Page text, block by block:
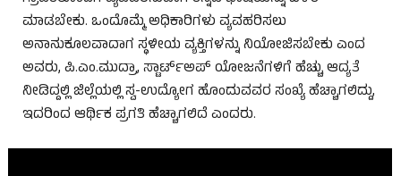
ಮಾಡಬೇಕು. ಒಂದೊಮ್ಮೆ ಅಧಿಕಾರಿಗಳು ವ್ಯವಹರಿಸಲು
ಅನಾನುಕೂಲವಾದಾಗ ಸ್ಥಳೀಯ ವ್ಯಕ್ತಿಗಳನ್ನು ನಿಯೋಜಿಸಬೇಕು ಎಂದ
ಅವರು, ಪಿ.ಎಂ.ಮುದ್ರಾ, ಸ್ಟಾರ್ಟ್ಅಪ್ ಯೋಜನೆಗಳಿಗೆ ಹೆಚ್ಚು ಆದ್ಯತೆ
ನೀಡಿದ್ದಲ್ಲಿ ಜಿಲ್ಲೆಯಲ್ಲಿ ಸ್ವ-ಉದ್ಯೋಗ ಹೊಂದುವವರ ಸಂಖ್ಯೆ ಹೆಚ್ಚಾಗಲಿದ್ದು,
ಇದರಿಂದ ಆರ್ಥಿಕ ಪ್ರಗತಿ ಹೆಚ್ಚಾಗಲಿದೆ ಎಂದರು.